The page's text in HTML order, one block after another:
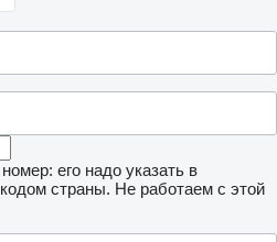
его надо указать в
страны. Не работаем с этой